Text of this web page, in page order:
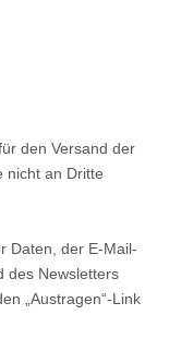
den Versand der
nicht an Dritte
Daten, der E-Mail-
des Newsletters
„Austragen“-Link